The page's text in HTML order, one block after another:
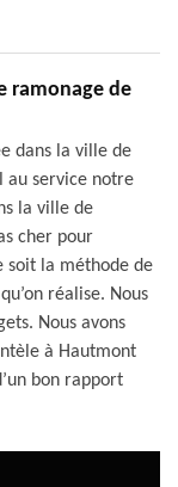
ramonage de
dans la ville de
au service notre
la ville de
cher pour
soit la méthode de
réalise. Nous
Nous avons
à Hautmont
bon rapport